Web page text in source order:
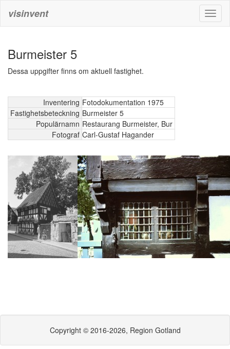
visinvent
Burmeister 5
Dessa uppgifter finns om aktuell fastighet.
Inventering Fotodokumentation 1975
Fastighetsbeteckning Burmeister 5
Populärnamn Restaurang Burmeister, Bur
Fotograf Carl-Gustaf Hagander
Copyright © 2016-2026, Region Gotland